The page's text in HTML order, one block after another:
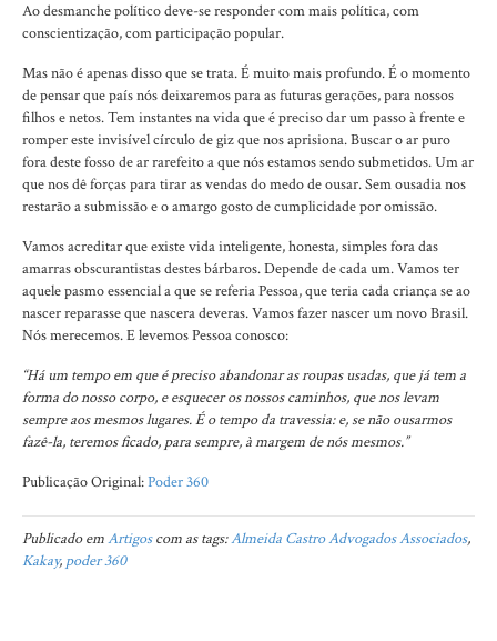
Ao desmanche político deve-se responder com mais política, com
conscientização, com participação popular.
Mas não é apenas disso que se trata. É muito mais profundo. É o momento
de pensar que país nós deixaremos para as futuras gerações, para nossos
filhos e netos. Tem instantes na vida que é preciso dar um passo à frente e
romper este invisível círculo de giz que nos aprisiona. Buscar o ar puro
fora deste fosso de ar rarefeito a que nós estamos sendo submetidos. Um ar
que nos dê forças para tirar as vendas do medo de ousar. Sem ousadia nos
restarão a submissão e o amargo gosto de cumplicidade por omissão.
Vamos acreditar que existe vida inteligente, honesta, simples fora das
amarras obscurantistas destes bárbaros. Depende de cada um. Vamos ter
aquele pasmo essencial a que se referia Pessoa, que teria cada criança se ao
nascer reparasse que nascera deveras. Vamos fazer nascer um novo Brasil.
Nós merecemos. E levemos Pessoa conosco:
“Há um tempo em que é preciso abandonar as roupas usadas, que já tem a
forma do nosso corpo, e esquecer os nossos caminhos, que nos levam
sempre aos mesmos lugares. É o tempo da travessia: e, se não ousarmos
fazê-la, teremos ficado, para sempre, à margem de nós mesmos.”
Publicação Original:Poder 360
Publicado emArtigoscom as tags:Almeida Castro Advogados Associados,
Kakay, poder 360